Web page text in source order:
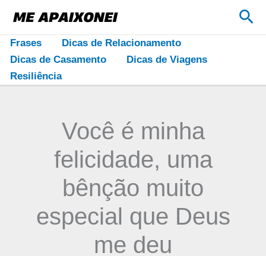
para
conteúdo
Frases
Dicas de Relacionamento
Dicas de Casamento
Dicas de Viagens
Resiliência
Você é minha
felicidade, uma
bênção muito
especial que Deus
me deu